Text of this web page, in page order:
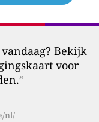
Bekijk
voor
”
nl/